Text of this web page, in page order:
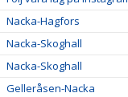
Nacka-Hagfors
Nacka-Skoghall
Nacka-Skoghall
Gelleråsen-Nacka